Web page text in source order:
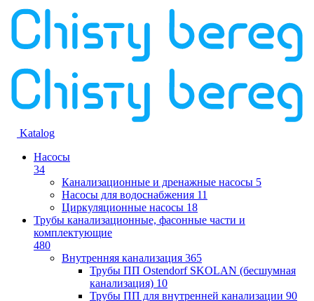
Katalog
Насосы
34
Канализационные и дренажные насосы 5
Насосы для водоснабжения 11
Циркуляционные насосы 18
Трубы канализационные, фасонные части и
комплектующие
480
Внутренняя канализация 365
Трубы ПП Ostendorf SKOLAN (бесшумная
канализация) 10
Трубы ПП для внутренней канализации 90